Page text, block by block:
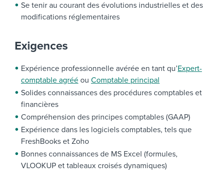
Se tenir au courant des évolutions industrielles et des
modifications réglementaires
Exigences
Expérience professionnelle avérée en tant qu’Expert-
comptable agréé ou Comptable principal
Solides connaissances des procédures comptables et
financières
Compréhension des principes comptables (GAAP)
Expérience dans les logiciels comptables, tels que
FreshBooks et Zoho
Bonnes connaissances de MS Excel (formules,
VLOOKUP et tableaux croisés dynamiques)